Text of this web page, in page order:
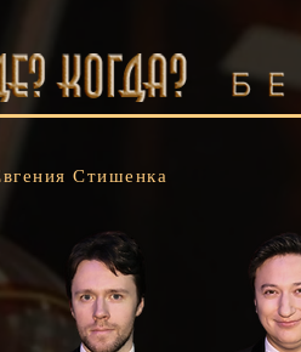
Стишенка